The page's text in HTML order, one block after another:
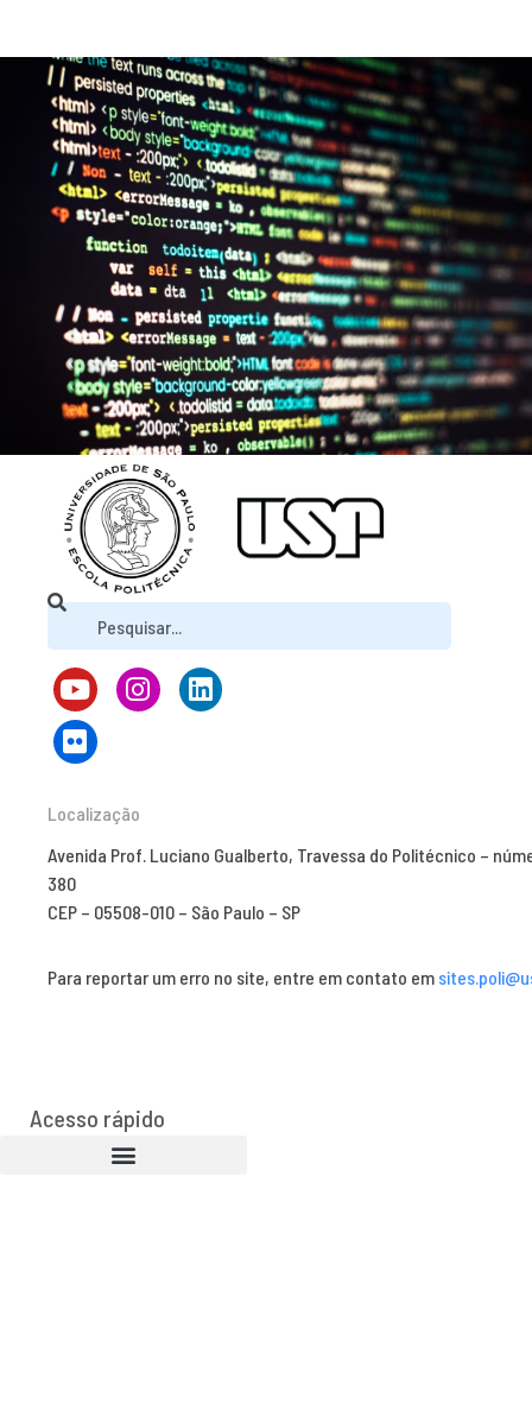
Localização
Avenida Prof. Luciano Gualberto, Travessa do Politécnico –
380
CEP – 05508-010 – São Paulo – SP
Para reportar um erro no site, entre em contato em
Acesso rápido